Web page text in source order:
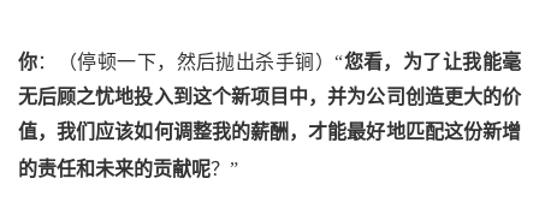
你： （停顿一下，然后抛出杀手锏）“您看，为了让我能毫
无后顾之忧地投入到这个新项目中，并为公司创造更大的价
值，我们应该如何调整我的薪酬，才能最好地匹配这份新增
的责任和未来的贡献呢？ ”